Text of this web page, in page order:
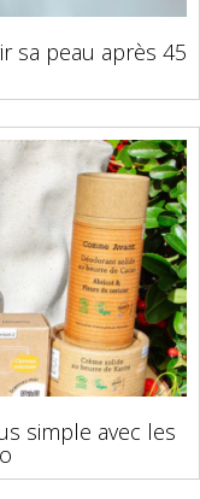
sa peau après 45
simple avec les